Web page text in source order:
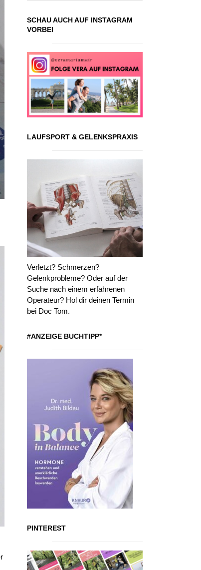
SCHAU AUCH AUF INSTAGRAM
VORBEI
LAUFSPORT & GELENKSPRAXIS
Verletzt? Schmerzen?
Gelenkprobleme? Oder auf der
Suche nach einem erfahrenen
Operateur? Hol dir deinen Termin
bei Doc Tom.
#ANZEIGE BUCHTIPP*
PINTEREST